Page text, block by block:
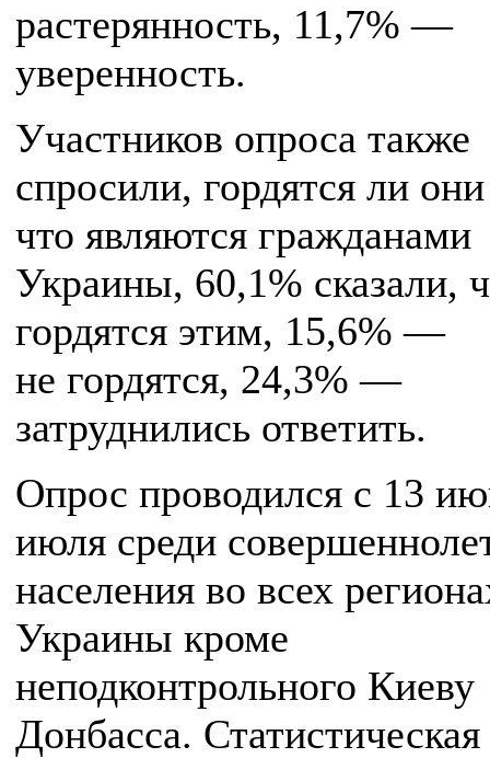
растерянность, 11,7% —
уверенность.
Участников опроса также
спросили, гордятся ли
что являются гражданами
Украины, 60,1% сказали,
гордятся этим, 15,6% —
не гордятся, 24,3% —
затруднились ответить.
Опрос проводился с 13
июля среди
населения во всех
Украины кроме
неподконтрольного Киеву
Донбасса. Статистическая